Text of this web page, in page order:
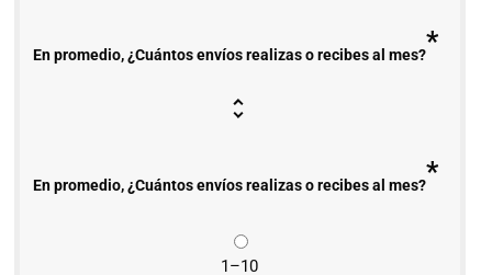
En promedio, ¿Cuántos envíos realizas o recibes al mes?*
En promedio, ¿Cuántos envíos realizas o recibes al mes?*
1–10